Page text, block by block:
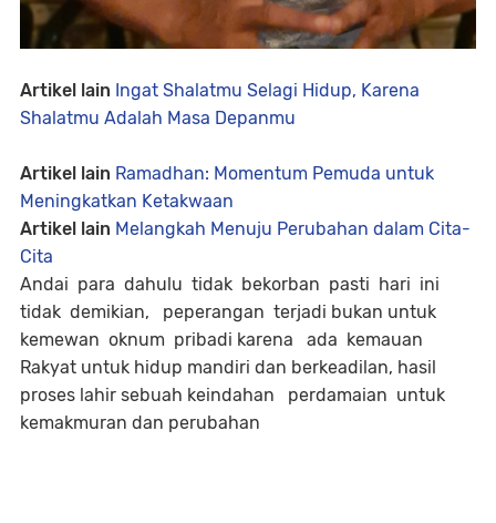
Artikel lain Ingat Shalatmu Selagi Hidup, Karena
Shalatmu Adalah Masa Depanmu
Artikel lain Ramadhan: Momentum Pemuda untuk
Meningkatkan Ketakwaan
Artikel lain Melangkah Menuju Perubahan dalam Cita-
Cita
Andai para dahulu tidak bekorban pasti hari ini
tidak demikian, peperangan terjadi bukan untuk
kemewan oknum pribadi karena ada kemauan
Rakyat untuk hidup mandiri dan berkeadilan, hasil
proses lahir sebuah keindahan perdamaian untuk
kemakmuran dan perubahan